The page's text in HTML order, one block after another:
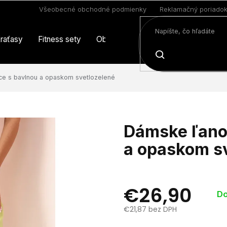
Všeobecné obchodné podmienky Reklamačný poriadok
HĽADAŤ
Fitness sety Oblečenie
s bavlnou a opaskom svetlozelené
Dámske
a opaskom
€26,90
€21,87 bez DPH